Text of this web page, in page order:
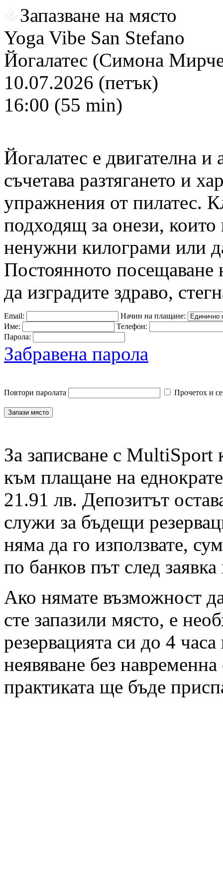
Запазване на място
Yoga Vibe San Stefano
Йогалатес (Симона
10.07.2026 (петък)
16:00 (55 min)
Йогалатес е двигателна и
съчетава разтягането и
упражнения от пилатес.
подходящ за онези, които
ненужни килограми или
Постоянното посещаване
да изградите здраво,
Email:
Начин на плащане:
Име:
Телефон:
Парола:
Забравена парола
Повтори паролата Прочетох и
За записване с MultiSport
към плащане на
21.91 лв. Депозитът
служи за бъдещи
няма да го използвате,
по банков път след
Ако нямате възможност
сте запазили място, е
резервацията си до 4
неявяване без
практиката ще бъде